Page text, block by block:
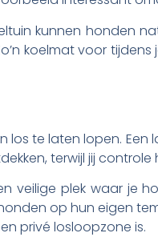
kunnen honden
koelmat voor
te laten lopen.
terwijl jij controle
veilige plek waar je
op hun eigen
privé losloopzone is.